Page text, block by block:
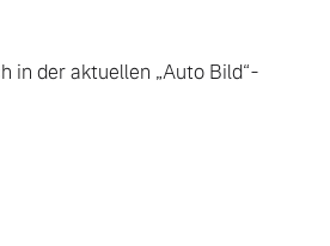
in der aktuellen „Auto Bild“-